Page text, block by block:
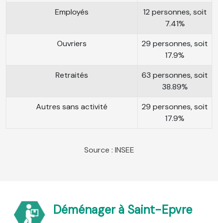
Employés
12 personnes, soit
7.41%
Ouvriers
29 personnes, soit
17.9%
Retraités
63 personnes, soit
38.89%
Autres sans activité
29 personnes, soit
17.9%
Source : INSEE
Déménager à Saint-Epvre